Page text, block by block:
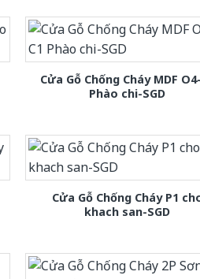
Cửa Gỗ Chống Cháy MDF
Phào chi-SGD
Cửa Gỗ Chống Cháy P1
khach san-SGD